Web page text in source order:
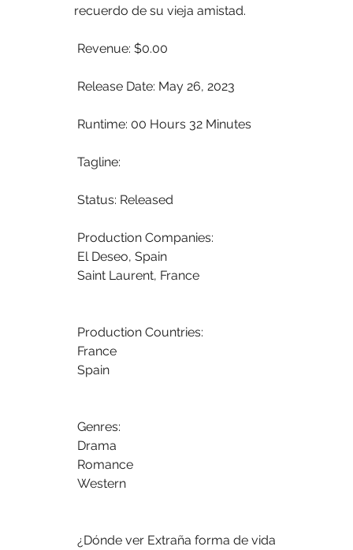
recuerdo de su vieja amistad.
Revenue: $0.00
Release Date: May 26, 2023
Runtime: 00 Hours 32 Minutes
Tagline:
Status: Released
Production Companies:
El Deseo, Spain
Saint Laurent, France
Production Countries:
France
Spain
Genres:
Drama
Romance
Western